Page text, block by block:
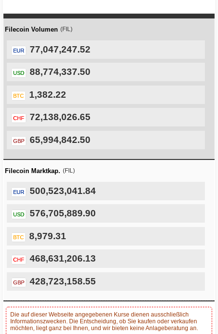
Filecoin Volumen (FIL)
EUR 77,047,247.52
USD 88,774,337.50
BTC 1,382.22
CHF 72,138,026.65
GBP 65,994,842.50
Filecoin Marktkap. (FIL)
EUR 500,523,041.84
USD 576,705,889.90
BTC 8,979.31
CHF 468,631,206.13
GBP 428,723,158.55
Die auf dieser Webseite angegebenen Kurse dienen ausschließlich
Informationszwecken. Die Entscheidung, ob Sie kaufen oder verkaufen
möchten, liegt ganz bei Ihnen, und wir bieten keine Anlageberatung an.